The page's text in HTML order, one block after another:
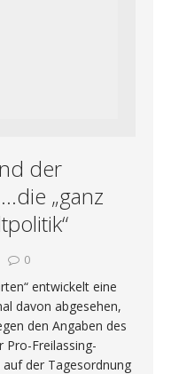
der
„ganz
0
entwickelt eine
davon abgesehen,
den Angaben des
Pro-Freilassing-
der Tagesordnung